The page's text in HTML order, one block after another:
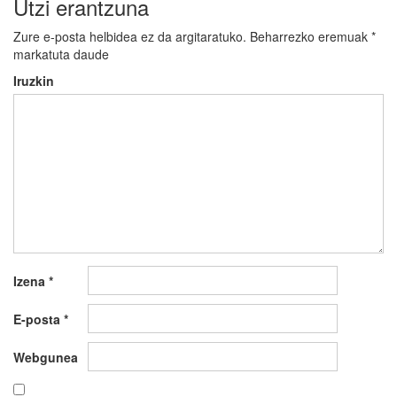
Utzi erantzuna
Zure e-posta helbidea ez da argitaratuko. Beharrezko eremuak *
markatuta daude
Iruzkin
Izena *
E-posta *
Webgunea